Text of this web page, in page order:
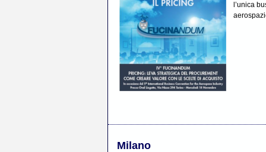
l’unica
Milano